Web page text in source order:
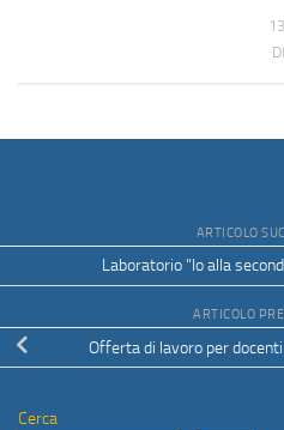
DI
ARTICOLO
Laboratorio “Io alla
ARTICOLO
Offerta di lavoro per
Cerca